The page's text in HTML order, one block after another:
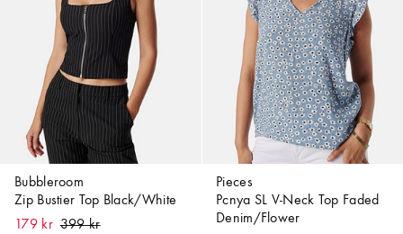
Bubbleroom
Zip Bustier Top Black/White
179 kr
Pieces
Pcnya SL V-Neck Top Faded
Denim/Flower